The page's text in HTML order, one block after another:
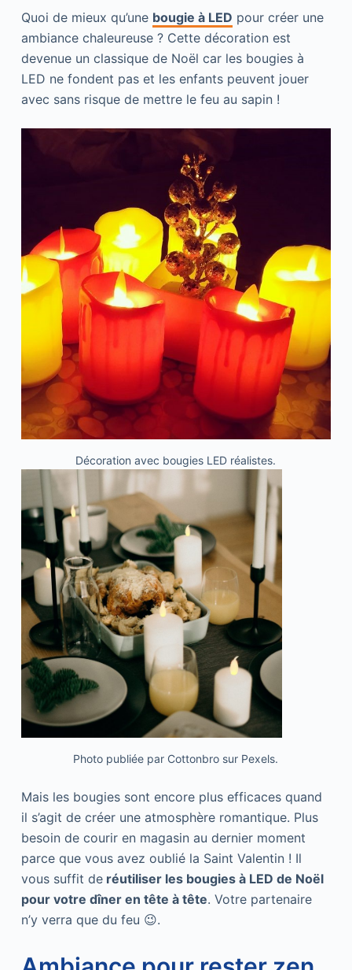
Quoi de mieux qu’une bougie à LED pour créer une
ambiance chaleureuse ? Cette décoration est
devenue un classique de Noël car les bougies à
LED ne fondent pas et les enfants peuvent jouer
avec sans risque de mettre le feu au sapin !
Décoration avec bougies LED réalistes.
Photo publiée par Cottonbro sur Pexels.
Mais les bougies sont encore plus efficaces quand
il s’agit de créer une atmosphère romantique. Plus
besoin de courir en magasin au dernier moment
parce que vous avez oublié la Saint Valentin ! Il
vous suffit deréutiliser les bougies à LED de Noël
pour votre dîner en tête à tête. Votre partenaire
n’y verra que du feu 😉.